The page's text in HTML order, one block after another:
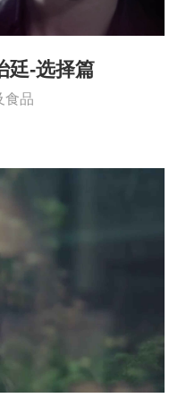
廷-选择篇
食品